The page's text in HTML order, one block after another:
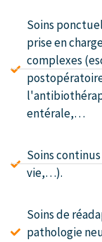
Soins
prise en
complexes
entérale,…
Soins
vie,…).
Soins de
pathologie